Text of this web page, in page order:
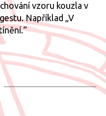
vzoru kouzla v
Například „V